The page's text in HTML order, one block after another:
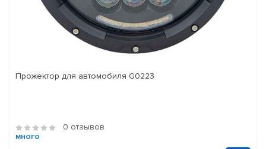
Прожектор для автомобиля G0223
0 отзывов
много